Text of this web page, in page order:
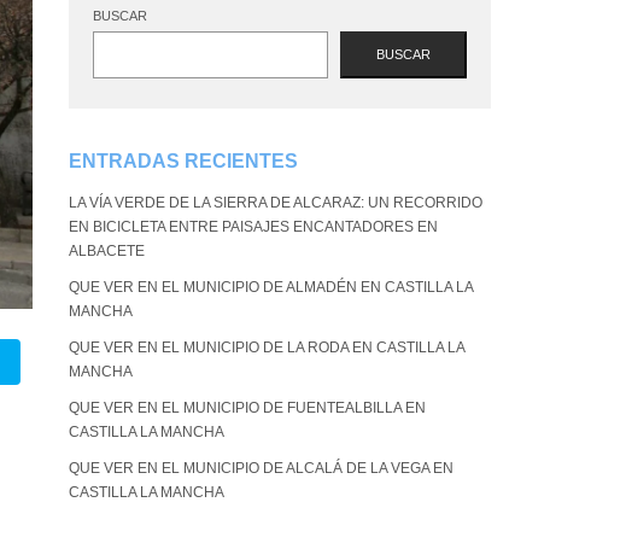
BUSCAR
BUSCAR
ENTRADAS RECIENTES
LA VÍA VERDE DE LA SIERRA DE ALCARAZ: UN RECORRIDO
EN BICICLETA ENTRE PAISAJES ENCANTADORES EN
ALBACETE
QUE VER EN EL MUNICIPIO DE ALMADÉN EN CASTILLA LA
MANCHA
QUE VER EN EL MUNICIPIO DE LA RODA EN CASTILLA LA
MANCHA
QUE VER EN EL MUNICIPIO DE FUENTEALBILLA EN
CASTILLA LA MANCHA
QUE VER EN EL MUNICIPIO DE ALCALÁ DE LA VEGA EN
CASTILLA LA MANCHA